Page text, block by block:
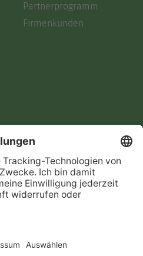
Partnerprogramm
Firmenkunden